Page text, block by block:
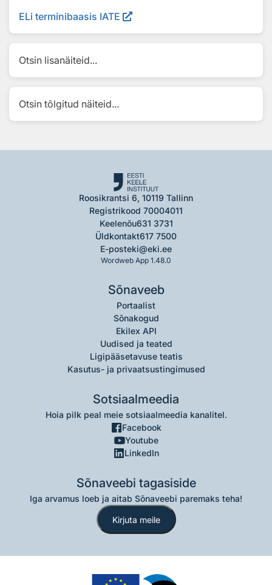
ELi terminibaasis IATE
Otsin lisanäiteid...
Otsin tõlgitud näiteid...
Roosikrantsi 6, 10119 Tallinn
Registrikood 70004011
Keelenõu631 3731
Üldkontakt617 7500
E-posteki@eki.ee
Wordweb App 1.48.0
Sõnaveeb
Portaalist
Sõnakogud
Ekilex API
Uudised ja teated
Ligipääsetavuse teatis
Kasutus- ja privaatsustingimused
Sotsiaalmeedia
Hoia pilk peal meie sotsiaalmeedia kanalitel.
Facebook
Youtube
LinkedIn
Sõnaveebi tagasiside
Iga arvamus loeb ja aitab Sõnaveebi paremaks teha!
Kirjuta meile